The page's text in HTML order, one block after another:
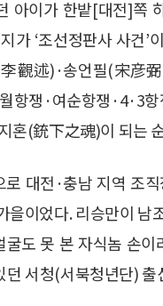
아이가 한밭[대전]쪽
가 ‘조선정판사 사건’
觀述)·송언필(宋彦
항쟁·여순항쟁·4·3
혼(銃下之魂)이 되는
대전·충남 지역 조직
이었다. 리승만이 남
도 못 본 자식놈 손
서청(서북청년단)